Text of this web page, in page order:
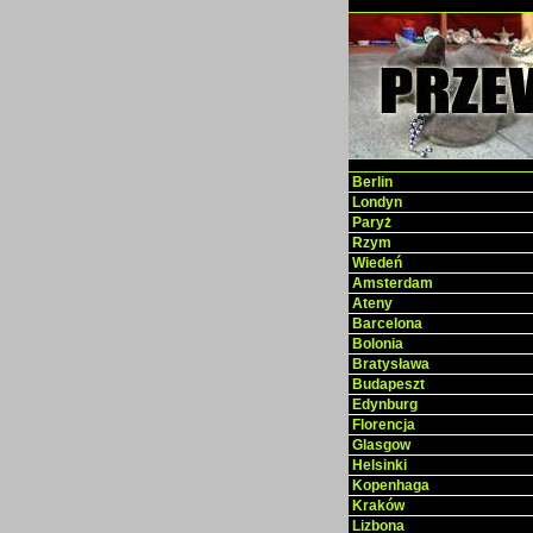
Berlin
Londyn
Paryż
Rzym
Wiedeń
Amsterdam
Ateny
Barcelona
Bolonia
Bratysława
Budapeszt
Edynburg
Florencja
Glasgow
Helsinki
Kopenhaga
Kraków
Lizbona